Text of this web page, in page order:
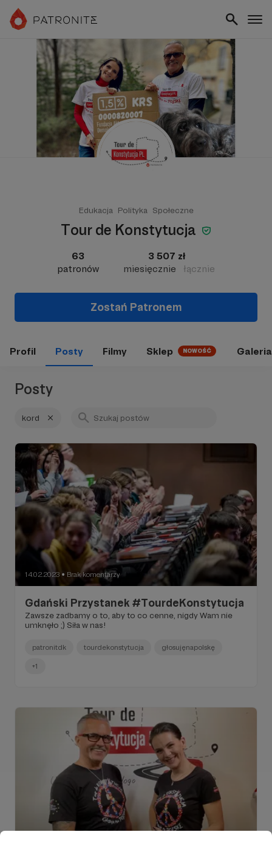
Edukacja Polityka Społeczne
Tour de Konstytucja
63
patronów
3 507 zł
miesięcznie
łącznie
Zostań Patronem
Profil Posty Filmy Sklep NOWOŚĆ Galeria
Posty
kord
14.02.2023 ● Brak komentarzy
Gdański Przystanek #TourdeKonstytucja
Zawsze zadbamy o to, aby to co cenne, nigdy Wam nie
umknęło ;) Siła w nas!
patronitdk tourdekonstytucja głosujęnapolskę
+1